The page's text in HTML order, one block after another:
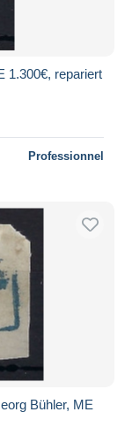
1.300€, repariert
Professionnel
Bühler, ME